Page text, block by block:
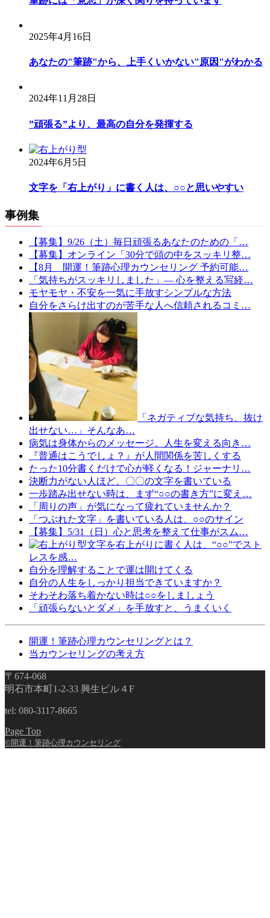
2025年4月16日
あなたの"筆跡"から、上手くいかない"原因"がわかる
2024年11月28日
”頑張る”より、最高の自分を発揮する
2024年6月5日
文字を「右上がり」に書く人は、○○と思いやすい
事例集
【募集】9/26（土）毎日頑張るあなたのための「…
【募集】オンライン「30分で頭の中をスッキリ整…
【8月 開運！筆跡心理カウンセリング 予約可能…
「気持ちがスッキリしました」— 心を整える写経…
モヤモヤ・不安を一気に手放すシンプルな方法
自分をさらけ出すのが苦手な人へ信頼されるコミ…
「ネガティブな気持ち、抜け
出せない…」そんなあ…
病気は身体からのメッセージ。人生を変える向き…
『普通はこうでしょ？』が人間関係を苦しくする
たった10分書くだけで心が軽くなる！ジャーナリ…
決断力がない人ほど、〇〇の文字を書いている
一歩踏み出せない時は、まず“○○の書き方”に変え…
「周りの声」が気になって疲れていませんか？
「つぶれた文字」を書いている人は、○○のサイン
【募集】5/31（日）心と思考を整えて仕事がスム…
文字を右上がりに書く人は、“○○”でスト
レスを感…
自分を理解することで運は開けてくる
自分の人生をしっかり担当できていますか？
そわそわ落ち着かない時は○○をしましょう
「頑張らないとダメ」を手放すと、うまくいく
開運！筆跡心理カウンセリングとは？
当カウンセリングの考え方
〒674-068
明石市本町1-2-33 興生ビル４F
tel: 080-3117-8665
Page Top
©開運！筆跡心理カウンセリング